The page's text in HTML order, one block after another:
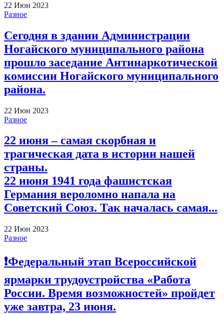
22 Июн 2023
Разное
Сегодня в здании Администрации
Ногайского муниципального района
прошло заседание Антинаркотической
комиссии Ногайского муниципального
района.
22 Июн 2023
Разное
22 июня – самая скорбная и
трагическая дата в истории нашей
страны.
22 июня 1941 года фашистская
Германия вероломно напала на
Советский Союз. Так началась самая...
22 Июн 2023
Разное
❗️Федеральный этап Всероссийской
ярмарки трудоустройства «Работа
России. Время возможностей» пройдет
уже завтра, 23 июня.